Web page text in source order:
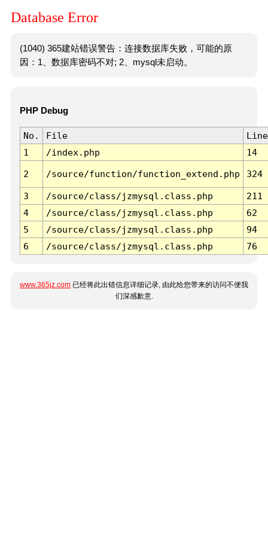
Database Error
(1040) 365建站错误警告：连接数据库失败，可能的原
因：1、数据库密码不对; 2、mysql未启动。
PHP Debug
No. File
Line
1
/index.php 14
2 /source/function/function_extend.php 324
3 /source/class/jzmysql.class.php
211
4
/source/class/jzmysql.class.php
62
5
/source/class/jzmysql.class.php
94
6
/source/class/jzmysql.class.php 76
www.365jz.com 已经将此出错信息详细记录, 由此给您带来的访问不便我
们深感歉意.